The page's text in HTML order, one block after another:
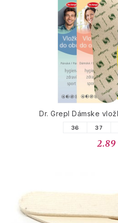
Dr. Grepl Dámske
36 37